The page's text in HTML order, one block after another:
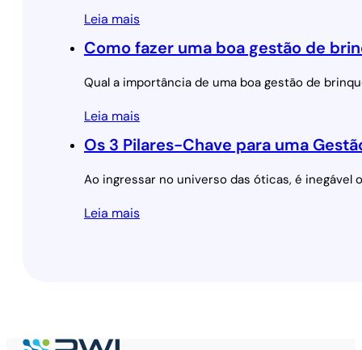
Leia mais
Como fazer uma boa gestão de
Qual a importância de uma boa gestão de
Leia mais
Os 3 Pilares-Chave para uma
Ao ingressar no universo das óticas, é inegável
Leia mais